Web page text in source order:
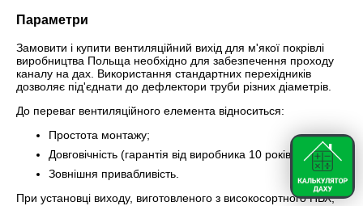
Параметри
Замовити і купити вентиляційний вихід для м'якої покрівлі
виробництва Польща необхідно для забезпечення проходу
каналу на дах. Використання стандартних перехідників
дозволяє під'єднати до дефлектори труби різних діаметрів.
До переваг вентиляційного елемента відноситься:
Простота монтажу;
Довговічність (гарантія від виробника 10 років);
Зовнішня привабливість.
При установці виходу, виготовленого з високосортного ПВХ,